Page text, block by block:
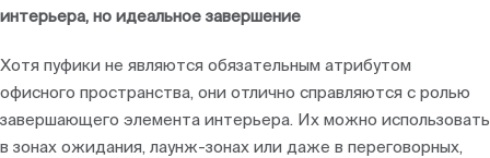
интерьера, но идеальное завершение
Хотя пуфики не являются обязательным атрибутом
офисного пространства, они отлично справляются с ролью
завершающего элемента интерьера. Их можно использовать
в зонах ожидания, лаунж-зонах или даже в переговорных,